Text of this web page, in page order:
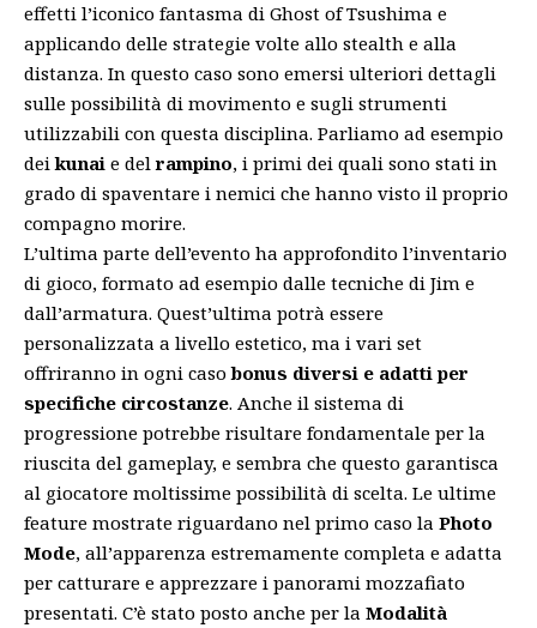
effetti l’iconico fantasma di Ghost of Tsushima e
applicando delle strategie volte allo stealth e alla
distanza. In questo caso sono emersi ulteriori dettagli
sulle possibilità di movimento e sugli strumenti
utilizzabili con questa disciplina. Parliamo ad esempio
deikunai e delrampino, i primi dei quali sono stati in
grado di spaventare i nemici che hanno visto il proprio
compagno morire.
L’ultima parte dell’evento ha approfondito l’inventario
di gioco, formato ad esempio dalle tecniche di Jim e
dall’armatura. Quest’ultima potrà essere
personalizzata a livello estetico, ma i vari set
offriranno in ogni casobonus diversi e adatti per
specifiche circostanze. Anche il sistema di
progressione potrebbe risultare fondamentale per la
riuscita del gameplay, e sembra che questo garantisca
al giocatore moltissime possibilità di scelta. Le ultime
feature mostrate riguardano nel primo caso la Photo
Mode, all’apparenza estremamente completa e adatta
per catturare e apprezzare i panorami mozzafiato
presentati. C’è stato posto anche per la Modalità